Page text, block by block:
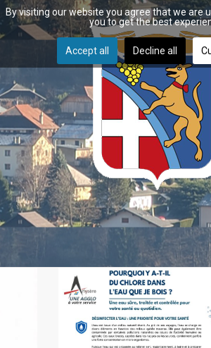
By visiting our website you agree that we are
you to get the best
Accept all Decline all